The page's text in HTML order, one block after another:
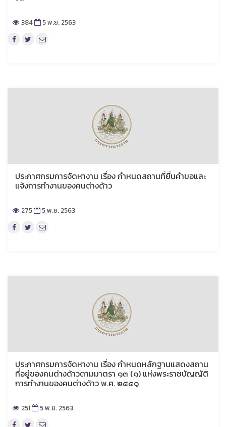
384 5 พ.ย. 2563
ประกาศกรมการจัดหางาน เรื่อง กำหนดสถานที่ยื่นคำขอและ
แจ้งการทำงานของคนต่างด้าว
275 5 พ.ย. 2563
ประกาศกรมการจัดหางาน เรื่อง กำหนดหลักฐานแสดงสถาน
ที่อยู่ของคนต่างด้าวตามมาตรา ๑๓ (๑) แห่งพระราชบัญญัติ
การทำงานของคนต่างด้าว พ.ศ. ๒๕๕๑
251 5 พ.ย. 2563